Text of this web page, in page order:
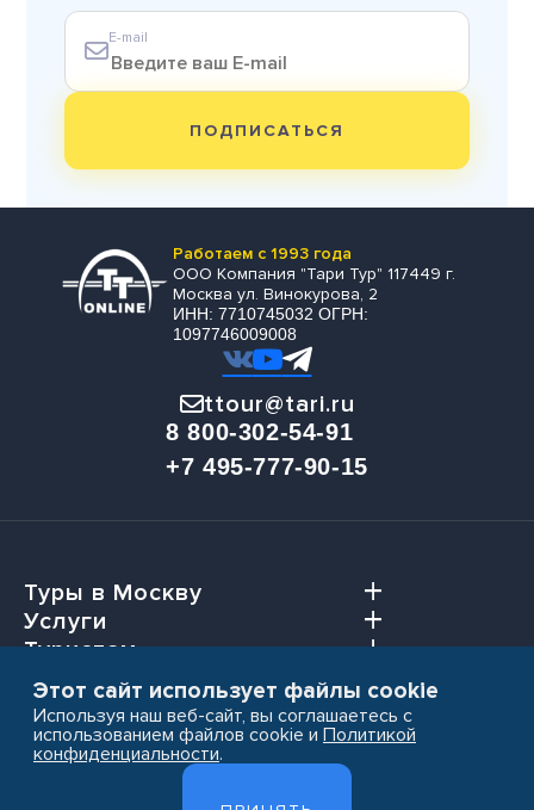
E-mail
ПОДПИСАТЬСЯ
Работаем с 1993 года
ООО Компания "Тари Тур" 117449 г.
Москва ул. Винокурова, 2
ИНН: 7710745032 ОГРН:
1097746009008
ttour@tari.ru
8 800-302-54-91
+7 495-777-90-15
Туры в Москву
Услуги
Туристам
Агентствам
Этот сайт использует файлы cookie
Используя наш веб-сайт, вы соглашаетесь с
использованием файлов cookie и Политикой
конфиденциальности.